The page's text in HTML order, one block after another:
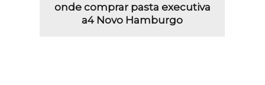
onde comprar pasta executiva
a4 Novo Hamburgo